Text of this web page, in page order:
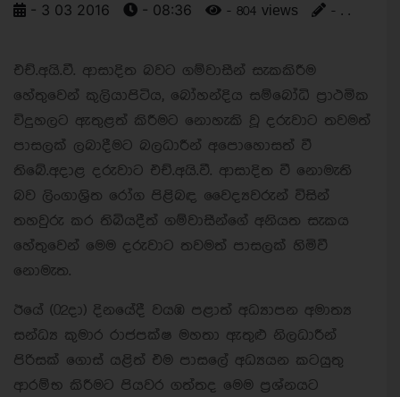
- 3 03 2016 - 08:36 - 804 views - . .
එච්.අයි.වී. ආසාදිත බවට ගම්වාසීන් සැකකිරීම
හේතුවෙන් කුලියාපිටිය, බෝහන්දිය සම්බෝධි ප්‍රාථමික
විදුහලට ඇතුළත් කිරීමට නොහැකි වූ දරුවාට තවමත්
පාසලක් ලබාදීමට බලධාරීන් අපොහොසත් වී
තිබේ.අදාළ දරුවාට එච්.අයි.වී. ආසාදිත වී නොමැති
බව ලිංගාශ්‍රිත රෝග පිළිබඳ වෛද්‍යවරුන් විසින්
තහවුරු කර තිබියදීත් ගම්වාසීන්ගේ අනියත සැකය
හේතුවෙන් මෙම දරුවාට තවමත් පාසලක් හිමිවී
නොමැත.
ඊයේ (02දා) දිනයේදී වයඹ පළාත් අධ්‍යාපන අමාත්‍ය
සන්ධ්‍ය කුමාර රාජපක්ෂ මහතා ඇතුළු නිලධාරීන්
පිරිසක් ගොස් යළිත් එම පාසලේ අධ්‍යයන කටයුතු
ආරම්භ කිරීමට පියවර ගත්තද මෙම ප්‍රශ්නයට